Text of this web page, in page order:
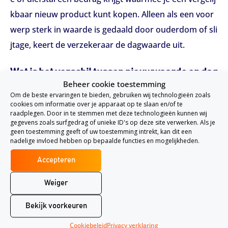
Beheer cookie toestemming
Om de beste ervaringen te bieden, gebruiken wij technologieën zoals
cookies om informatie over je apparaat op te slaan en/of te
raadplegen. Door in te stemmen met deze technologieën kunnen wij
gegevens zoals surfgedrag of unieke ID's op deze site verwerken. Als je
geen toestemming geeft of uw toestemming intrekt, kan dit een
nadelige invloed hebben op bepaalde functies en mogelijkheden.
Accepteren
Weiger
Bekijk voorkeuren
CookiebeleidPrivacy verklaring
kbaar nieuw product kunt kopen. Alleen als een voor
werp sterk in waarde is gedaald door ouderdom of sli
jtage, keert de verzekeraar de dagwaarde uit.
Wat is het verschil tussen nieuwwaarde en dag
De nieuwwaarde is het bedrag dat je nodig hebt om h
etzelfde product nieuw aan te schaffen. De dagwaard
e is de waarde van het product op het moment van sc
hade, waarbij rekening wordt gehouden met veroude
ring en gebruik. Hoe ouder en versleten een item is, h
oe lager de dagwaarde.
Wanneer krijg je de nieuwwaarde vergoed?
Verzekeraars keren meestal de nieuwwaarde uit als h